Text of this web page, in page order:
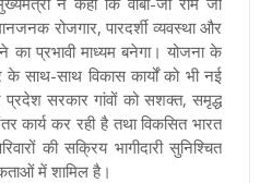
रोजगार, पारदर्शी व्यवस्था और
प्रभावी माध्यम बनेगा। योजना के
साथ-साथ विकास कार्यों को भी नई
प्रदेश सरकार गांवों को सशक्त, समृद्ध
कार्य कर रही है तथा विकसित भारत
की सक्रिय भागीदारी सुनिश्चित
में शामिल है।